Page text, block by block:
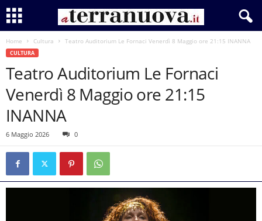
Home Cultura Teatro Auditorium Le Fornaci Venerdì 8 Maggio ore 21:15 INANNA
CULTURA
Teatro Auditorium Le Fornaci
Venerdì 8 Maggio ore 21:15
INANNA
6 Maggio 2026 0